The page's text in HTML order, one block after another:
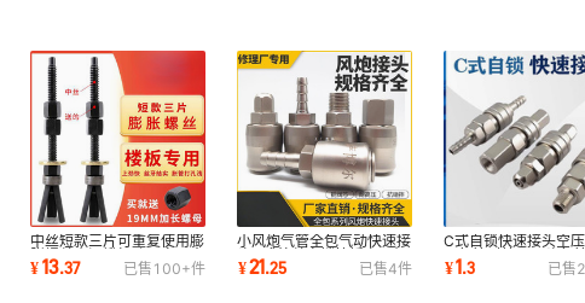
中丝短款三片可重复使用膨
胀螺丝小泥鳅打孔固定器水
钻机胀栓胀管
¥13.37 已售 100+件
小风炮气管全包气动快速接
头C式外丝自锁快插空压机
气泵公母软管
¥21.25 已售4件
C式自锁快速接头空
泵气管对接公母头气
气动工具配件
¥1.3 已售